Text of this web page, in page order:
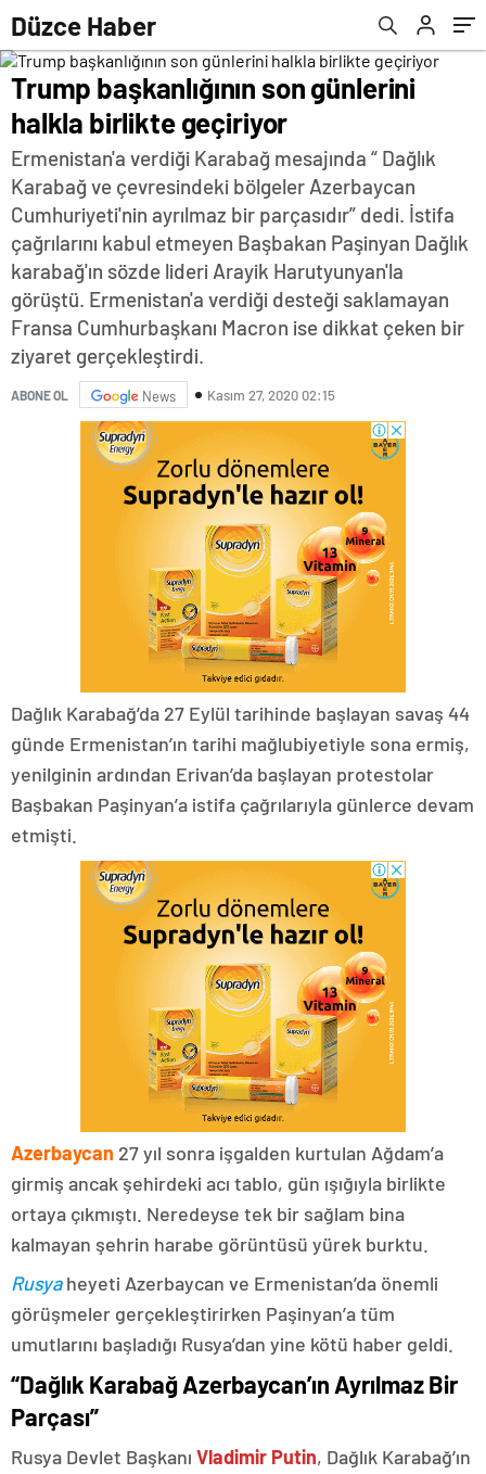
Düzce Haber
Trump başkanlığının son günlerini
halkla birlikte geçiriyor
Ermenistan'a verdiği Karabağ mesajında “ Dağlık
Karabağ ve çevresindeki bölgeler Azerbaycan
Cumhuriyeti'nin ayrılmaz bir parçasıdır” dedi. İstifa
çağrılarını kabul etmeyen Başbakan Paşinyan Dağlık
karabağ'ın sözde lideri Arayik Harutyunyan'la
görüştü. Ermenistan'a verdiği desteği saklamayan
Fransa Cumhurbaşkanı Macron ise dikkat çeken bir
ziyaret gerçekleştirdi.
ABONE OL News Kasım 27, 2020 02:15
Dağlık Karabağ’da 27 Eylül tarihinde başlayan savaş 44
günde Ermenistan’ın tarihi mağlubiyetiyle sona ermiş,
yenilginin ardından Erivan’da başlayan protestolar
Başbakan Paşinyan’a istifa çağrılarıyla günlerce devam
etmişti.
Azerbaycan 27 yıl sonra işgalden kurtulan Ağdam’a
girmiş ancak şehirdeki acı tablo, gün ışığıyla birlikte
ortaya çıkmıştı. Neredeyse tek bir sağlam bina
kalmayan şehrin harabe görüntüsü yürek burktu.
Rusyaheyeti Azerbaycan ve Ermenistan’da önemli
görüşmeler gerçekleştirirken Paşinyan’a tüm
umutlarını başladığı Rusya’dan yine kötü haber geldi.
“Dağlık Karabağ Azerbaycan’ın Ayrılmaz Bir
Parçası”
Rusya Devlet Başkanı Vladimir Putin, Dağlık Karabağ’ın